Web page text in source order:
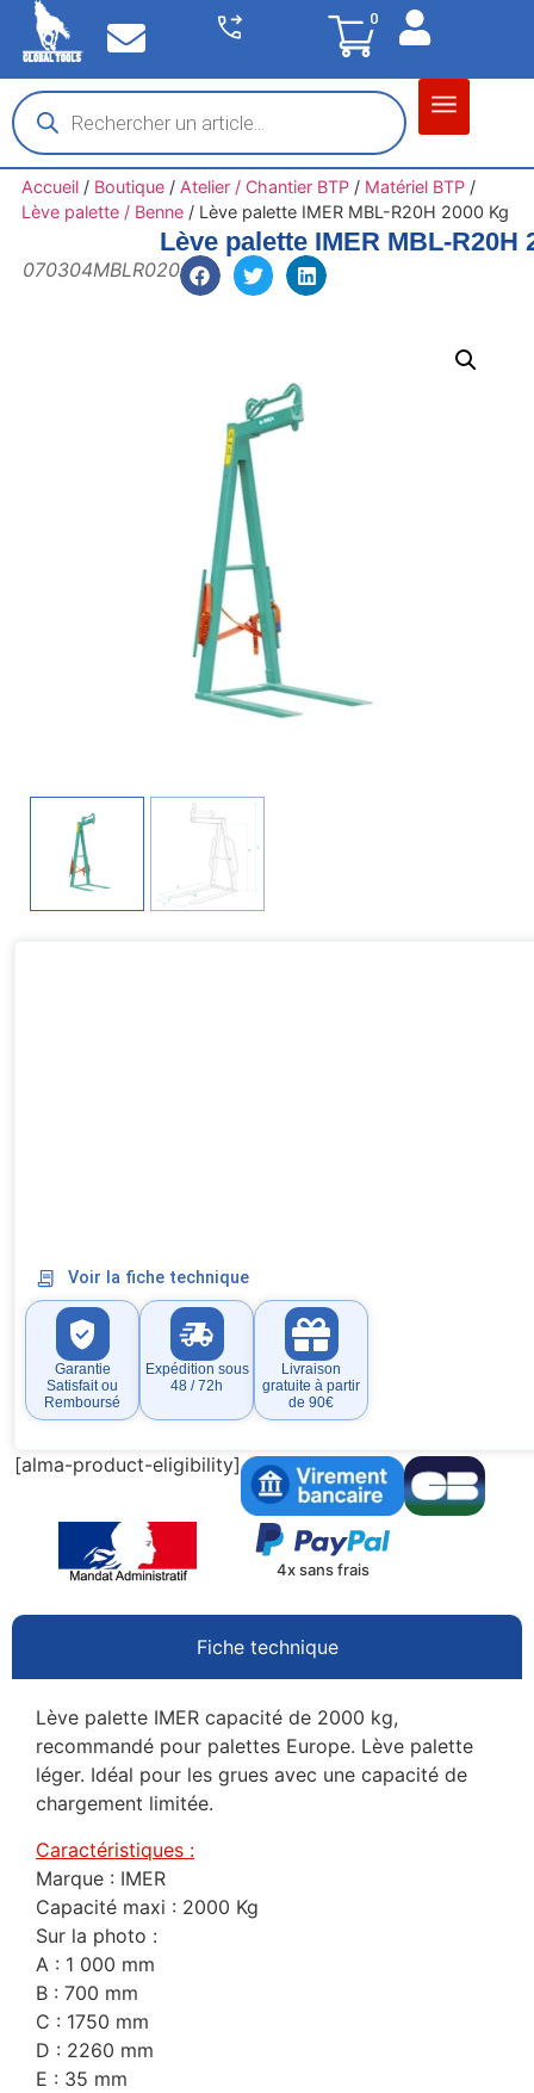
0
Accueil/ Boutique/ Atelier / Chantier BTP/ Matériel BTP/
Lève palette / Benne/ Lève palette IMER MBL-R20H 2000 Kg
Lève palette IMER MBL-R20H
070304MBLR020
Voir la fiche technique
Garantie
Satisfait ou
Remboursé
Expédition sous
48 / 72h
Livraison
gratuite à partir
de 90€
[alma-product-eligibility]
4x sans frais
Fiche technique
Lève palette IMER capacité de 2000 kg,
recommandé pour palettes Europe. Lève palette
léger. Idéal pour les grues avec une capacité de
chargement limitée.
Caractéristiques :
Marque : IMER
Capacité maxi : 2000 Kg
Sur la photo :
A : 1 000 mm
B : 700 mm
C : 1750 mm
D : 2260 mm
E : 35 mm